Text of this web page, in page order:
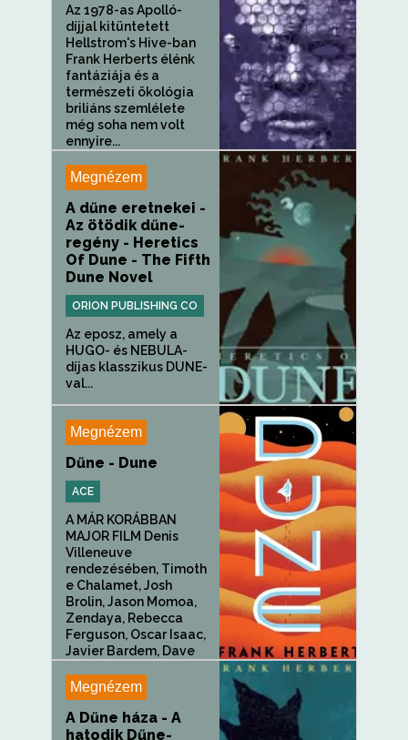
Az 1978-as Apolló-
díjjal kitüntetett
Hellstrom's Hive-ban
Frank Herberts élénk
fantáziája és a
természeti ökológia
briliáns szemlélete
még soha nem volt
ennyire...
Megnézem
A dűne eretnekei -
Az ötödik dűne-
regény - Heretics
Of Dune - The Fifth
Dune Novel
ORION PUBLISHING CO
Az eposz, amely a
HUGO- és NEBULA-
díjas klasszikus DUNE-
val...
Megnézem
Dűne - Dune
ACE
A MÁR KORÁBBAN
MAJOR FILM Denis
Villeneuve
rendezésében, Timoth
e Chalamet, Josh
Brolin, Jason Momoa,
Zendaya, Rebecca
Ferguson, Oscar Isaac,
Javier Bardem, Dave
Skarsg...
Megnézem
A Dűne háza - A
hatodik Dűne-